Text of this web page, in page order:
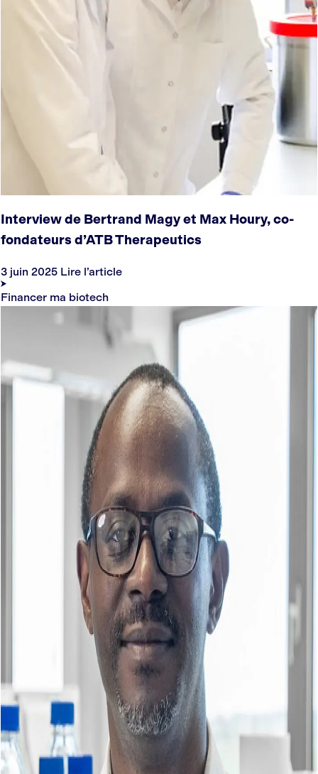
Interview de Bertrand Magy et Max Houry, co-
fondateurs d’ATB Therapeutics
3 juin 2025 Lire l’article
Financer ma biotech